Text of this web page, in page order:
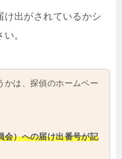
け出がされているかシ
。
かは、探偵のホームペー
会）への届け出番号が記